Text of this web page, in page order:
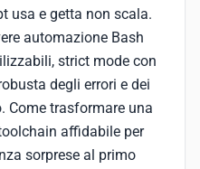
usa e getta non scala.
automazione Bash
strict mode con
degli errori e dei
Come trasformare una
affidabile per
sorprese al primo